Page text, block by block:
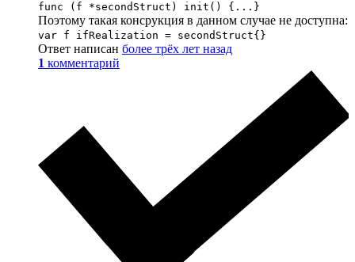
func (f *secondStruct) init() {...}
Поэтому такая консрукция в данном случае не доступна:
var f ifRealization = secondStruct{}
Ответ написан более трёх лет назад
1 комментарий